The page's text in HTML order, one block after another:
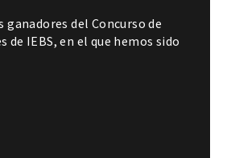
ganadores del Concurso de
de IEBS, en el que hemos sido